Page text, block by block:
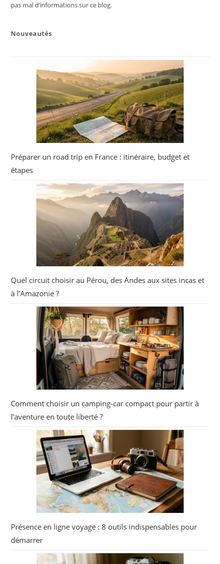
pas mal d’informations sur ce blog.
Nouveautés
Préparer un road trip en France : itinéraire, budget et
étapes
Quel circuit choisir au Pérou, des Andes aux sites incas et
à l’Amazonie ?
Comment choisir un camping-car compact pour partir à
l’aventure en toute liberté ?
Présence en ligne voyage : 8 outils indispensables pour
démarrer